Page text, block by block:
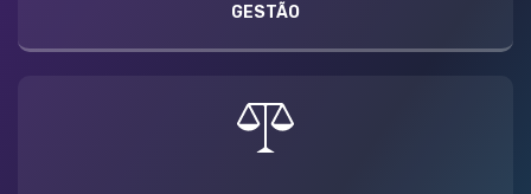
GESTÃO